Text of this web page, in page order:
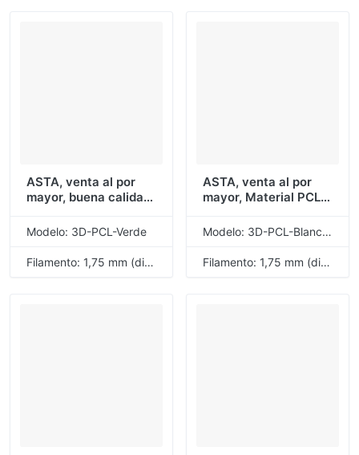
ASTA, venta al por
mayor, buena calidad,
filamento de
1,75mm, 1KG, 1 rollo
Modelo: 3D-PCL-Verde
Filamento: 1,75 mm (diámetro)
ASTA, venta al por
mayor, Material PCL
filamento de
cremoso, 1,75mm,
Modelo: 3D-PCL-Blanco cremoso
Filamento: 1,75 mm (diámetro)